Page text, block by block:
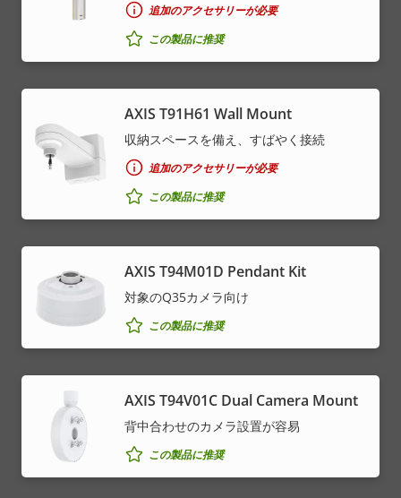
追加のアクセサリーが必要
この製品に推奨
AXIS T91H61 Wall Mount
収納スペースを備え、すばやく接続
追加のアクセサリーが必要
この製品に推奨
AXIS T94M01D Pendant Kit
対象のQ35カメラ向け
この製品に推奨
AXIS T94V01C Dual Camera Mount
背中合わせのカメラ設置が容易
この製品に推奨